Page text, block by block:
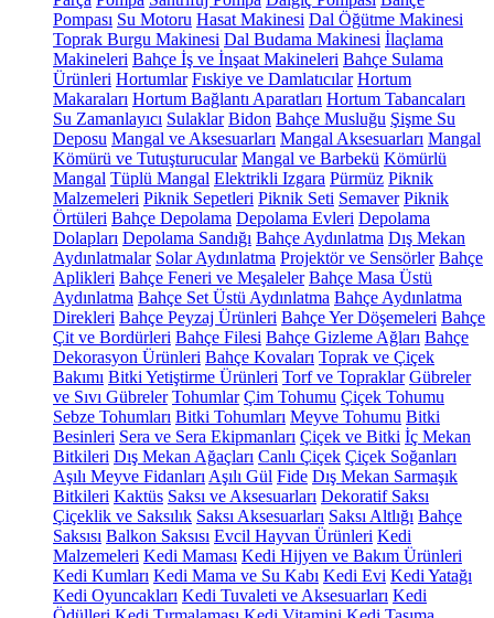
Pompası Su Motoru Hasat Makinesi Dal Öğütme Makinesi
Toprak Burgu Makinesi Dal Budama Makinesi İlaçlama
Makineleri Bahçe İş ve İnşaat Makineleri Bahçe Sulama
Ürünleri Hortumlar Fıskiye ve Damlatıcılar Hortum
Makaraları Hortum Bağlantı Aparatları Hortum Tabancaları
Su Zamanlayıcı Sulaklar Bidon Bahçe Musluğu Şişme Su
Deposu Mangal ve Aksesuarları Mangal Aksesuarları Mangal
Kömürü ve Tutuşturucular Mangal ve Barbekü Kömürlü
Mangal Tüplü Mangal Elektrikli Izgara Pürmüz Piknik
Malzemeleri Piknik Sepetleri Piknik Seti Semaver Piknik
Örtüleri Bahçe Depolama Depolama Evleri Depolama
Dolapları Depolama Sandığı Bahçe Aydınlatma Dış Mekan
Aydınlatmalar Solar Aydınlatma Projektör ve Sensörler Bahçe
Aplikleri Bahçe Feneri ve Meşaleler Bahçe Masa Üstü
Aydınlatma Bahçe Set Üstü Aydınlatma Bahçe Aydınlatma
Direkleri Bahçe Peyzaj Ürünleri Bahçe Yer Döşemeleri Bahçe
Çit ve Bordürleri Bahçe Filesi Bahçe Gizleme Ağları Bahçe
Dekorasyon Ürünleri Bahçe Kovaları Toprak ve Çiçek
Bakımı Bitki Yetiştirme Ürünleri Torf ve Topraklar Gübreler
ve Sıvı Gübreler Tohumlar Çim Tohumu Çiçek Tohumu
Sebze Tohumları Bitki Tohumları Meyve Tohumu Bitki
Besinleri Sera ve Sera Ekipmanları Çiçek ve Bitki İç Mekan
Bitkileri Dış Mekan Ağaçları Canlı Çiçek Çiçek Soğanları
Aşılı Meyve Fidanları Aşılı Gül Fide Dış Mekan Sarmaşık
Bitkileri Kaktüs Saksı ve Aksesuarları Dekoratif Saksı
Çiçeklik ve Saksılık Saksı Aksesuarları Saksı Altlığı Bahçe
Saksısı Balkon Saksısı Evcil Hayvan Ürünleri Kedi
Malzemeleri Kedi Maması Kedi Hijyen ve Bakım Ürünleri
Kedi Kumları Kedi Mama ve Su Kabı Kedi Evi Kedi Yatağı
Kedi Oyuncakları Kedi Tuvaleti ve Aksesuarları Kedi